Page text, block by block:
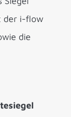
der i-flow
die